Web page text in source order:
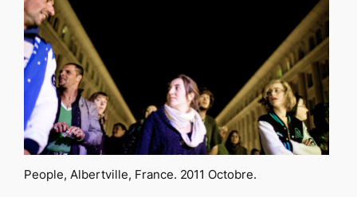
People, Albertville, France. 2011 Octobre.